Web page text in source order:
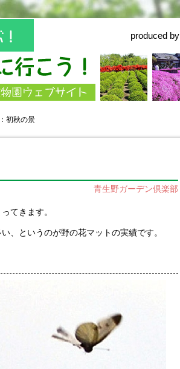
produced by
初秋の景
青生野ガーデン倶楽部
てきます。
、というのが野の花マットの実績です。